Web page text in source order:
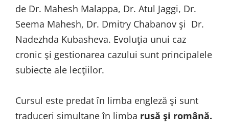
de Dr. Mahesh Malappa, Dr. Atul Jaggi, Dr.
Seema Mahesh, Dr. Dmitry Chabanov şi Dr.
Nadezhda Kubasheva. Evoluţia unui caz
cronic şi gestionarea cazului sunt principalele
subiecte ale lecţiilor.
Cursul este predat în limba engleză şi sunt
traduceri simultane în limba rusă şi română.